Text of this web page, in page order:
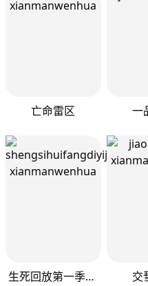
亡命雷区 一
生死回放第一季（死亡回放） 交